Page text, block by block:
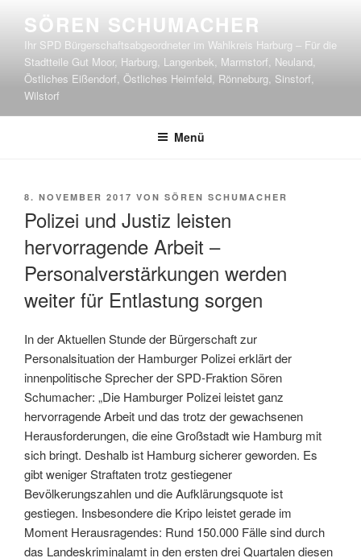
Inhalt
springen
SÖREN SCHUMACHER
Ihr SPD Bürgerschaftsabgeordneter im Wahlkreis Harburg – Für die
Stadtteile Gut Moor, Harburg, Langenbek, Marmstorf, Neuland,
Östliches Eißendorf, Östliches Heimfeld, Rönneburg, Sinstorf,
Wilstorf
Menü
VERÖFFENTLICHT
8. NOVEMBER 2017 VON SÖREN SCHUMACHER
Polizei und Justiz leisten
hervorragende Arbeit –
Personalverstärkungen werden
weiter für Entlastung sorgen
In der Aktuellen Stunde der Bürgerschaft zur
Personalsituation der Hamburger Polizei erklärt der
innenpolitische Sprecher der SPD-Fraktion Sören
Schumacher: „Die Hamburger Polizei leistet ganz
hervorragende Arbeit und das trotz der gewachsenen
Herausforderungen, die eine Großstadt wie Hamburg mit
sich bringt. Deshalb ist Hamburg sicherer geworden. Es
gibt weniger Straftaten trotz gestiegener
Bevölkerungszahlen und die Aufklärungsquote ist
gestiegen. Insbesondere die Kripo leistet gerade im
Moment Herausragendes: Rund 150.000 Fälle sind durch
das Landeskriminalamt in den ersten drei Quartalen diesen